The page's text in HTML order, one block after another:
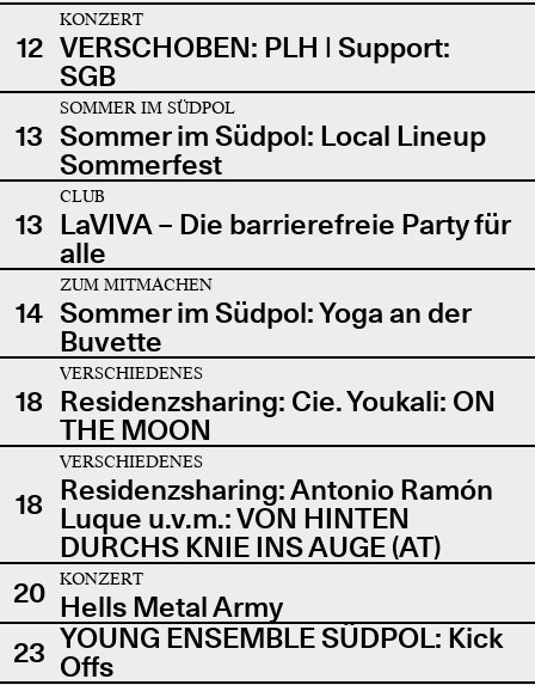
12
KONZERT
VERSCHOBEN: PLH | Support:
SGB
13
SOMMER IM SÜDPOL
Sommer im Südpol: Local Lineup
Sommerfest
13
CLUB
LaVIVA – Die barrierefreie Party für
alle
14
ZUM MITMACHEN
Sommer im Südpol: Yoga an der
Buvette
18
VERSCHIEDENES
Residenzsharing: Cie. Youkali: ON
THE MOON
18
VERSCHIEDENES
Residenzsharing: Antonio Ramón
Luque u.v.m.: VON HINTEN
DURCHS KNIE INS AUGE (AT)
20
KONZERT
Hells Metal Army
23 YOUNG ENSEMBLE SÜDPOL: Kick
Offs